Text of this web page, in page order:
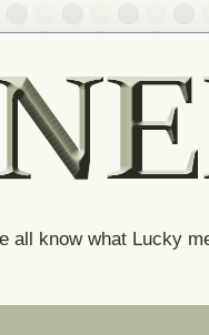
all know what Lucky